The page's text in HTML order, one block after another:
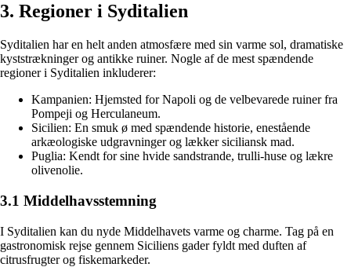
3. Regioner i Syditalien
Syditalien har en helt anden atmosfære med sin varme sol, dramatiske
kyststrækninger og antikke ruiner. Nogle af de mest spændende
regioner i Syditalien inkluderer:
Kampanien: Hjemsted for Napoli og de velbevarede ruiner fra
Pompeji og Herculaneum.
Sicilien: En smuk ø med spændende historie, enestående
arkæologiske udgravninger og lækker siciliansk mad.
Puglia: Kendt for sine hvide sandstrande, trulli-huse og lækre
olivenolie.
3.1 Middelhavsstemning
I Syditalien kan du nyde Middelhavets varme og charme. Tag på en
gastronomisk rejse gennem Siciliens gader fyldt med duften af
citrusfrugter og fiskemarkeder.